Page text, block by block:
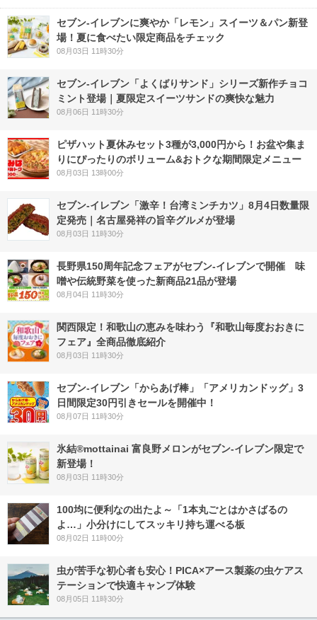
セブン‐イレブンに爽やか「レモン」スイーツ＆パン新登
場！夏に食べたい限定商品をチェック
08月03日 11時30分
セブン‐イレブン「よくばりサンド」シリーズ新作チョコ
ミント登場｜夏限定スイーツサンドの爽快な魅力
08月06日 11時30分
ピザハット夏休みセット3種が3,000円から！お盆や集ま
りにぴったりのボリューム&おトクな期間限定メニュー
08月03日 13時00分
セブン-イレブン「激辛！台湾ミンチカツ」8月4日数量限
定発売｜名古屋発祥の旨辛グルメが登場
08月03日 11時30分
長野県150周年記念フェアがセブン-イレブンで開催 味
噌や伝統野菜を使った新商品21品が登場
08月04日 11時30分
関西限定！和歌山の恵みを味わう『和歌山毎度おおきに
フェア』全商品徹底紹介
08月03日 11時30分
セブン‐イレブン「からあげ棒」「アメリカンドッグ」3
日間限定30円引きセールを開催中！
08月07日 11時30分
氷結®mottainai 富良野メロンがセブン‐イレブン限定で
新登場！
08月03日 11時30分
100均に便利なの出たよ～「1本丸ごとはかさばるの
よ…」小分けにしてスッキリ持ち運べる板
08月02日 11時00分
虫が苦手な初心者も安心！PICA×アース製薬の虫ケアス
テーションで快適キャンプ体験
08月05日 11時30分